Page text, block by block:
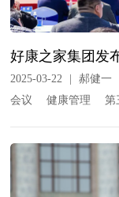
好康之家集团发
2025-03-22
郝健一
会议
健康管理 第